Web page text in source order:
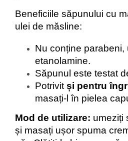
Beneficiile săpunului cu
ulei de măsline:
Nu conține parabeni,
etanolamine.
Săpunul este testat
Potrivit și pentru
masați-l în pielea
Mod de utilizare: umeziți
și masați ușor spuma